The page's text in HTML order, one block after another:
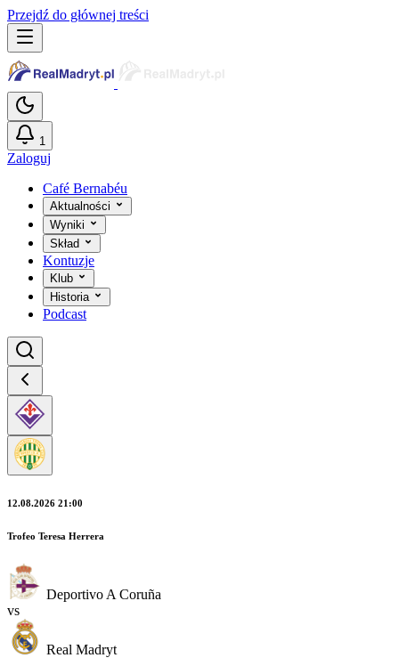
Przejdź do głównej treści
1
Zaloguj
Café Bernabéu
Aktualności
Wyniki
Skład
Kontuzje
Klub
Historia
Podcast
12.08.2026 21:00
Trofeo Teresa Herrera
Deportivo A Coruña
vs
Real Madryt